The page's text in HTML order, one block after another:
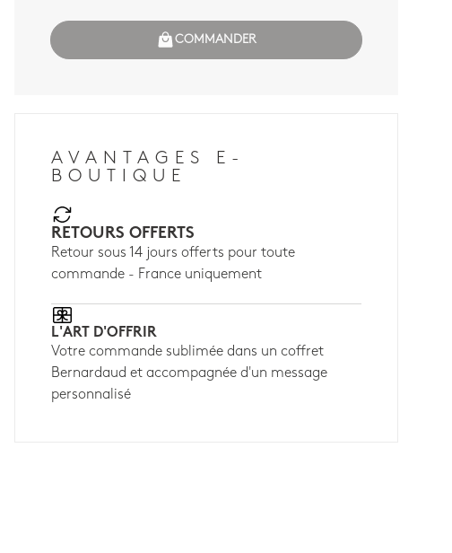
COMMANDER
AVANTAGES E-
BOUTIQUE
RETOURS OFFERTS
Retour sous 14 jours offerts pour toute
commande - France uniquement
L'ART D'OFFRIR
Votre commande sublimée dans un coffret
Bernardaud et accompagnée d'un message
personnalisé